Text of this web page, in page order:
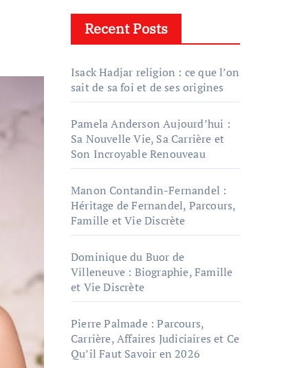
Recent Posts
Isack Hadjar religion : ce que l’on
sait de sa foi et de ses origines
Pamela Anderson Aujourd’hui :
Sa Nouvelle Vie, Sa Carrière et
Son Incroyable Renouveau
Manon Contandin-Fernandel :
Héritage de Fernandel, Parcours,
Famille et Vie Discrète
Dominique du Buor de
Villeneuve : Biographie, Famille
et Vie Discrète
Pierre Palmade : Parcours,
Carrière, Affaires Judiciaires et Ce
Qu’il Faut Savoir en 2026